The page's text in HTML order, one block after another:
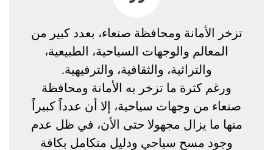
تزخر الأمانة ومحافظة صنعاء، بعدد كبير من
المعالم والوجهات السياحية، الطبيعية،
والتراثية، والثقافية، والترفيهية.
ورغم كثرة ما تزخر به الأمانة ومحافظة
صنعاء من وجهات سياحية، إلا أن عدداً كبيراً
منها ما يزال مجهولا حتى الأن، في ظل عدم
وجود مسح سياحي ودليل متكامل بكافة